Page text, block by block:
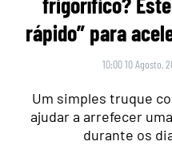
rápido” para
10:00 10 Agosto,
Um simples truque
ajudar a arrefecer
durante os